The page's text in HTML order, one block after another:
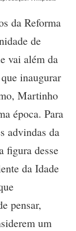
da Reforma
de
vai além da
inaugurar
Martinho
época. Para
advindas da
figura desse
da Idade
pensar,
um